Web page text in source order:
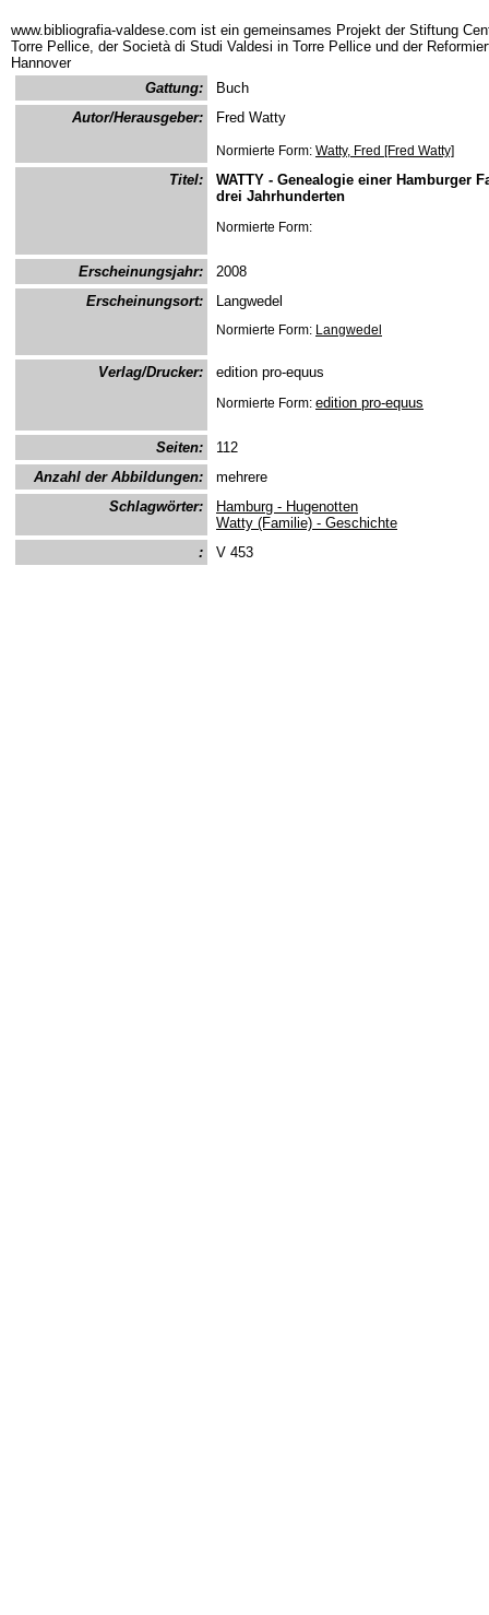
www.bibliografia-valdese.com ist ein gemeinsames Projekt der Stiftung
Torre Pellice, der Società di Studi Valdesi in Torre Pellice und der
Hannover
Gattung:
Buch
Autor/Herausgeber:
Fred Watty
Normierte Form: Watty, Fred [Fred Watty]
Titel:
WATTY - Genealogie einer Hamburger
drei Jahrhunderten
Normierte Form:
Erscheinungsjahr:
2008
Erscheinungsort:
Langwedel
Normierte Form: Langwedel
Verlag/Drucker: edition pro-equus
Normierte Form: edition pro-equus
Seiten:
112
Anzahl der Abbildungen:
mehrere
Schlagwörter:
Hamburg - Hugenotten
Watty (Familie) - Geschichte
:
V 453